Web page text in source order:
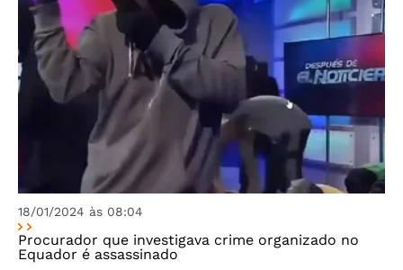
18/01/2024 às 08:04
Procurador que investigava crime organizado no
Equador é assassinado